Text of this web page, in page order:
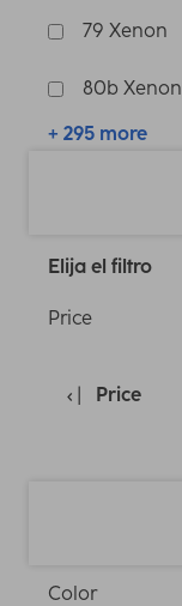
79 Xenon
80b Xenon
+ 295 more
Elija el filtro
Price
Price
Color